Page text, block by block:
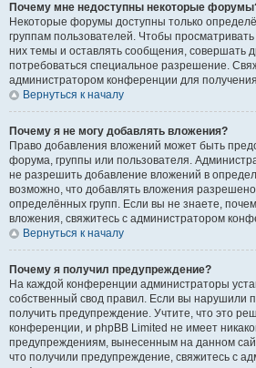
Почему мне недоступны некоторые
Некоторые форумы доступны только
группам пользователей. Чтобы
них темы и оставлять сообщения, совершать
потребоваться специальное разрешение.
администратором конференции для
Вернуться к началу
Почему я не могу добавлять вложения?
Право добавления вложений может быть
форума, группы или пользователя.
не разрешить добавление вложений в
возможно, что добавлять вложения
определённых групп. Если вы не знаете,
вложения, свяжитесь с администратором
Вернуться к началу
Почему я получил предупреждение?
На каждой конференции администраторы
собственный свод правил. Если вы нарушили
получить предупреждение. Учтите, что это
конференции, и phpBB Limited не имеет
предупреждениям, вынесенным на данном
что получили предупреждение, свяжитесь с